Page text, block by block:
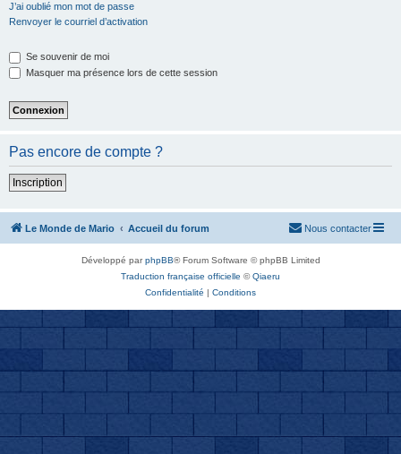
J’ai oublié mon mot de passe
Renvoyer le courriel d’activation
Se souvenir de moi
Masquer ma présence lors de cette session
Pas encore de compte ?
Inscription
Le Monde de Mario Accueil du forum Nous contacter
Développé parphpBB® Forum Software © phpBB Limited
Traduction française officielle ©Qiaeru
Confidentialité | Conditions